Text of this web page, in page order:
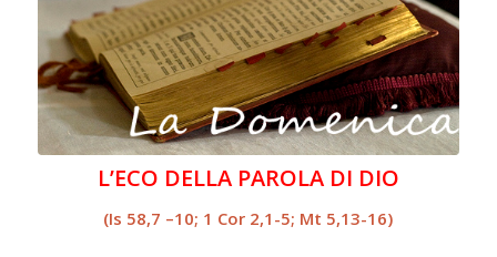
L’ECO DELLA PAROLA DI DIO
(Is 58,7 –10; 1 Cor 2,1-5; Mt 5,13-16)